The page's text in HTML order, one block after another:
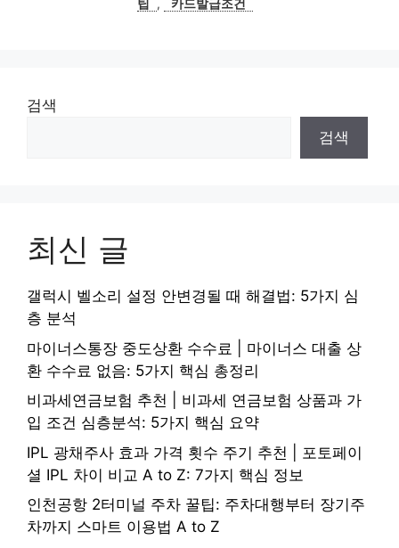
팁
, 카드발급조건
검색
검색
최신 글
갤럭시 벨소리 설정 안변경될 때 해결법: 5가지 심
층 분석
마이너스통장 중도상환 수수료 | 마이너스 대출 상
환 수수료 없음: 5가지 핵심 총정리
비과세연금보험 추천 | 비과세 연금보험 상품과 가
입 조건 심층분석: 5가지 핵심 요약
IPL 광채주사 효과 가격 횟수 주기 추천 | 포토페이
셜 IPL 차이 비교 A to Z: 7가지 핵심 정보
인천공항 2터미널 주차 꿀팁: 주차대행부터 장기주
차까지 스마트 이용법 A to Z